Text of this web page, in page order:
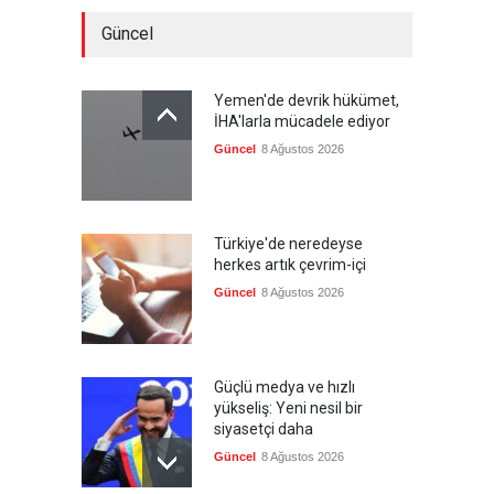
Güncel
Yemen'de devrik hükümet,
İHA'larla mücadele ediyor
Güncel 8 Ağustos 2026
Türkiye'de neredeyse
herkes artık çevrim-içi
Güncel 8 Ağustos 2026
Güçlü medya ve hızlı
yükseliş: Yeni nesil bir
siyasetçi daha
Güncel 8 Ağustos 2026